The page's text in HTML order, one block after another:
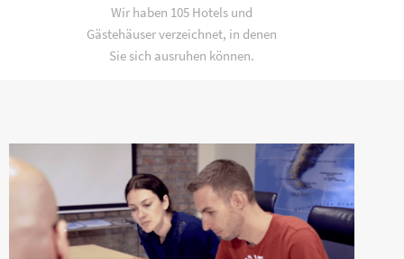
Wir haben 105 Hotels und
Gästehäuser verzeichnet, in denen
Sie sich ausruhen können.